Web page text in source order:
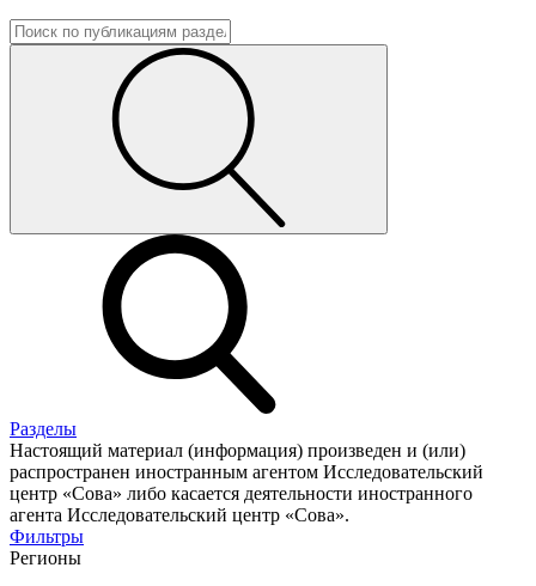
Разделы
Настоящий материал (информация) произведен и (или)
распространен иностранным агентом Исследовательский
центр «Сова» либо касается деятельности иностранного
агента Исследовательский центр «Сова».
Фильтры
Регионы